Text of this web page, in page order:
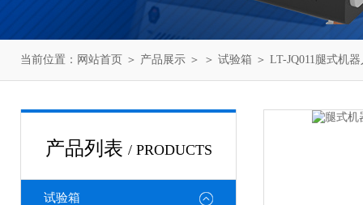
当前位置： 网站首页 ＞ 产品展示 ＞ ＞ 试验箱 ＞ LT-JQ011腿式机
产品列表 / PRODUCTS
试验箱